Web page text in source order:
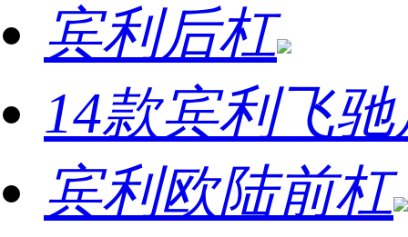
宾利后杠
14款宾利飞
宾利欧陆前杠